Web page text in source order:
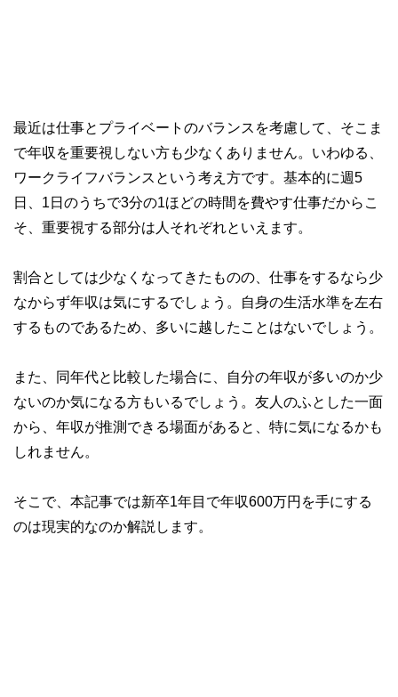
最近は仕事とプライベートのバランスを考慮して、そこま
で年収を重要視しない方も少なくありません。いわゆる、
ワークライフバランスという考え方です。基本的に週5
日、1日のうちで3分の1ほどの時間を費やす仕事だからこ
そ、重要視する部分は人それぞれといえます。
割合としては少なくなってきたものの、仕事をするなら少
なからず年収は気にするでしょう。自身の生活水準を左右
するものであるため、多いに越したことはないでしょう。
また、同年代と比較した場合に、自分の年収が多いのか少
ないのか気になる方もいるでしょう。友人のふとした一面
から、年収が推測できる場面があると、特に気になるかも
しれません。
そこで、本記事では新卒1年目で年収600万円を手にする
のは現実的なのか解説します。